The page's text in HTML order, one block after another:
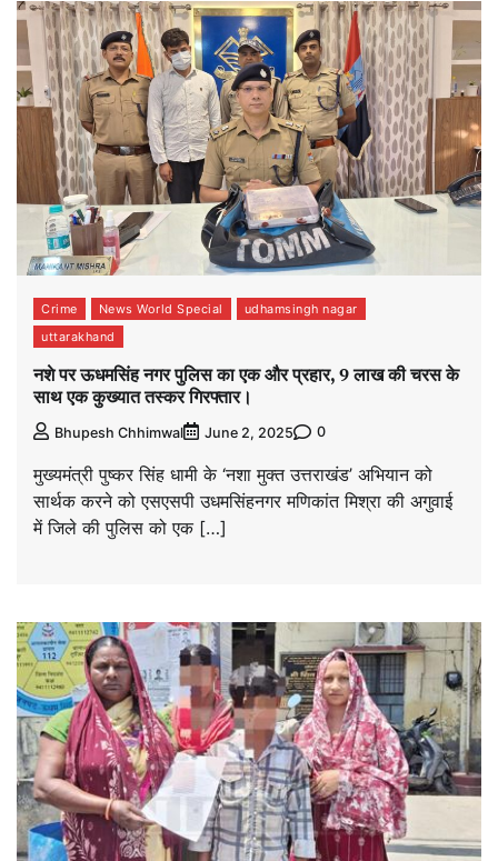
Crime News World Special
udhamsingh nagar
uttarakhand
नशे पर ऊधमसिंह नगर पुलिस का एक और प्रहार, 9 लाख की चरस के
साथ एक कुख्यात तस्कर गिरफ्तार।
Bhupesh Chhimwal June 2, 2025 0
मुख्यमंत्री पुष्कर सिंह धामी के ‘नशा मुक्त उत्तराखंड’ अभियान को
सार्थक करने को एसएसपी उधमसिंहनगर मणिकांत मिश्रा की अगुवाई
में जिले की पुलिस को एक […]